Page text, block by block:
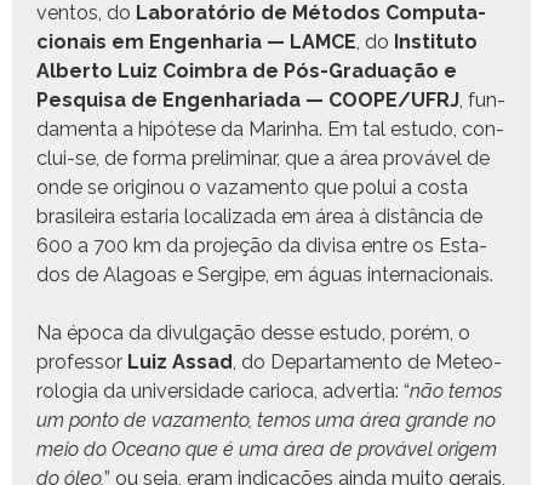
ven­tos, do Lab­o­ratório de Méto­dos Com­puta­
cionais em Engen­haria — LAMCE, do Insti­tu­to
Alber­to Luiz Coim­bra de Pós-Grad­u­ação e
Pesquisa de Engen­hari­a­da — COOPE/UFRJ, fun­
da­men­ta a hipótese da Mar­in­ha. Em tal estu­do, con­
clui-se, de for­ma pre­lim­i­nar, que a área prováv­el de
onde se orig­i­nou o vaza­men­to que polui a cos­ta
brasileira estaria local­iza­da em área à dis­tân­cia de
600 a 700 km da pro­jeção da divisa entre os Esta­
dos de Alagoas e Sergipe, em águas internacionais.
Na época da divul­gação desse estu­do, porém, o
pro­fes­sor Luiz Assad, do Depar­ta­men­to de Mete­o­
rolo­gia da uni­ver­si­dade car­i­o­ca, adver­tia: “não temos
um pon­to de vaza­men­to, temos uma área grande no
meio do Oceano que é uma área de prováv­el origem
do óleo,” ou seja, eram indi­cações ain­da muito gerais,